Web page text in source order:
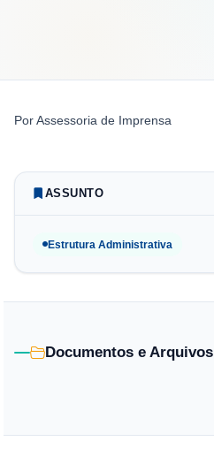
PorAssessoria de Imprensa
ASSUNTO
Estrutura Administrativa
Documentos e Arquivos